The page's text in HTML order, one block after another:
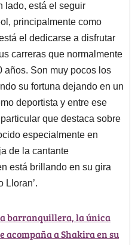
lado, está el seguir
principalmente como
el dedicarse a disfrutar
carreras que normalmente
años. Son muy pocos los
su fortuna dejando en un
deportista y entre ese
que destaca sobre
especialmente en
de la cantante
está brillando en su gira
Lloran’.
barranquillera, la única
acompaña a Shakira en su